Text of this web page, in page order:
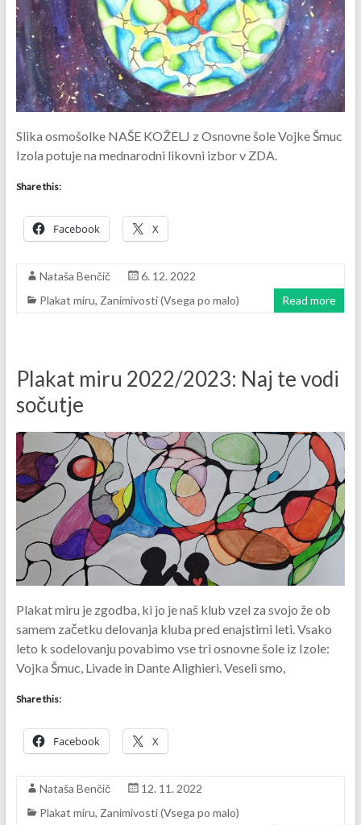
Slika osmošolke NAŠE KOŽELJ z Osnovne šole Vojke Šmuc
Izola potuje na mednarodni likovni izbor v ZDA.
Share this:
Facebook X
Nataša Benčič
6. 12. 2022
Plakat miru, Zanimivosti (Vsega po malo) Read more
Plakat miru 2022/2023: Naj te vodi
sočutje
Plakat miru je zgodba, ki jo je naš klub vzel za svojo že ob
samem začetku delovanja kluba pred enajstimi leti. Vsako
leto k sodelovanju povabimo vse tri osnovne šole iz Izole:
Vojka Šmuc, Livade in Dante Alighieri. Veseli smo,
Share this:
Facebook X
Nataša Benčič
12. 11. 2022
Plakat miru, Zanimivosti (Vsega po malo)